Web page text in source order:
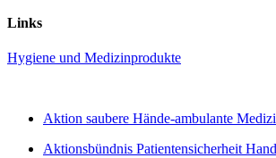
Links
Hygiene und Medizinprodukte
Aktion saubere Hände-ambulante
Aktionsbündnis Patientensicherheit